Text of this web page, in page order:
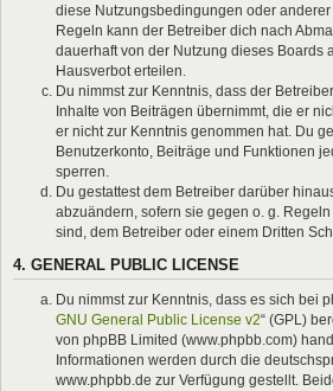
diese Nutzungsbedingungen oder
Regeln kann der Betreiber dich nach
dauerhaft von der Nutzung dieses Boards
Hausverbot erteilen.
Du nimmst zur Kenntnis, dass der
Inhalte von Beiträgen übernimmt, die er
er nicht zur Kenntnis genommen hat. Du
Benutzerkonto, Beiträge und Funktionen
sperren.
Du gestattest dem Betreiber darüber
abzuändern, sofern sie gegen o. g.
sind, dem Betreiber oder einem Dritten
4. GENERAL PUBLIC LICENSE
Du nimmst zur Kenntnis, dass es sich bei
GNU General Public License v2“ (GPL)
von phpBB Limited (www.phpbb.com)
Informationen werden durch die
www.phpbb.de zur Verfügung gestellt.